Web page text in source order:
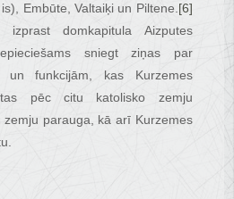
Embūte, Valtaiķi un Piltene.[6]
domkapitula Aizputes
sniegt ziņas par
un funkcijām, kas Kurzemes
pēc citu katolisko zemju
zemju parauga, kā arī Kurzemes